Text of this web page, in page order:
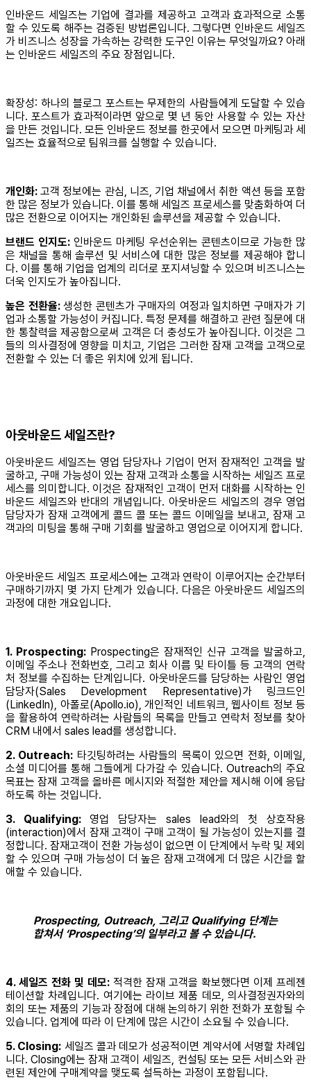
인바운드 세일즈는 기업에 결과를 제공하고 고객과 효과적으로 소통
할 수 있도록 해주는 검증된 방법론입니다. 그렇다면 인바운드 세일즈
가 비즈니스 성장을 가속하는 강력한 도구인 이유는 무엇일까요? 아래
는 인바운드 세일즈의 주요 장점입니다.
확장성: 하나의 블로그 포스트는 무제한의 사람들에게 도달할 수 있습
니다. 포스트가 효과적이라면 앞으로 몇 년 동안 사용할 수 있는 자산
을 만든 것입니다. 모든 인바운드 정보를 한곳에서 모으면 마케팅과 세
일즈는 효율적으로 팀워크를 실행할 수 있습니다.
개인화: 고객 정보에는 관심, 니즈, 기업 채널에서 취한 액션 등을 포함
한 많은 정보가 있습니다. 이를 통해 세일즈 프로세스를 맞춤화하여 더
많은 전환으로 이어지는 개인화된 솔루션을 제공할 수 있습니다.
브랜드 인지도: 인바운드 마케팅 우선순위는 콘텐츠이므로 가능한 많
은 채널을 통해 솔루션 및 서비스에 대한 많은 정보를 제공해야 합니
다. 이를 통해 기업을 업계의 리더로 포지셔닝할 수 있으며 비즈니스는
더욱 인지도가 높아집니다.
높은 전환율:생성한 콘텐츠가 구매자의 여정과 일치하면 구매자가 기
업과 소통할 가능성이 커집니다. 특정 문제를 해결하고 관련 질문에 대
한 통찰력을 제공함으로써 고객은 더 충성도가 높아집니다. 이것은 그
들의 의사결정에 영향을 미치고, 기업은 그러한 잠재 고객을 고객으로
전환할 수 있는 더 좋은 위치에 있게 됩니다.
아웃바운드 세일즈란?
아웃바운드 세일즈는 영업 담당자나 기업이 먼저 잠재적인 고객을 발
굴하고, 구매 가능성이 있는 잠재 고객과 소통을 시작하는 세일즈 프로
세스를 의미합니다. 이것은 잠재적인 고객이 먼저 대화를 시작하는 인
바운드 세일즈와 반대의 개념입니다. 아웃바운드 세일즈의 경우 영업
담당자가 잠재 고객에게 콜드 콜 또는 콜드 이메일을 보내고, 잠재 고
객과의 미팅을 통해 구매 기회를 발굴하고 영업으로 이어지게 합니다.
아웃바운드 세일즈 프로세스에는 고객과 연락이 이루어지는 순간부터
구매하기까지 몇 가지 단계가 있습니다. 다음은 아웃바운드 세일즈의
과정에 대한 개요입니다.
1. Prospecting: Prospecting은 잠재적인 신규 고객을 발굴하고,
이메일 주소나 전화번호, 그리고 회사 이름 및 타이틀 등 고객의 연락
처 정보를 수집하는 단계입니다. 아웃바운드를 담당하는 사람인 영업
담당자(Sales Development Representative)가 링크드인
(LinkedIn), 아폴로(Apollo.io), 개인적인 네트워크, 웹사이트 정보 등
을 활용하여 연락하려는 사람들의 목록을 만들고 연락처 정보를 찾아
CRM 내에서 sales lead를 생성합니다.
2. Outreach: 타깃팅하려는 사람들의 목록이 있으면 전화, 이메일,
소셜 미디어를 통해 그들에게 다가갈 수 있습니다. Outreach의 주요
목표는 잠재 고객을 올바른 메시지와 적절한 제안을 제시해 이에 응답
하도록 하는 것입니다.
3. Qualifying:영업 담당자는 sales lead와의 첫 상호작용
(interaction)에서 잠재 고객이 구매 고객이 될 가능성이 있는지를 결
정합니다. 잠재고객이 전환 가능성이 없으면 이 단계에서 누락 및 제외
할 수 있으며 구매 가능성이 더 높은 잠재 고객에게 더 많은 시간을 할
애할 수 있습니다.
Prospecting, Outreach, 그리고 Qualifying 단계는
합쳐서 ‘Prospecting’의 일부라고 볼 수 있습니다.
4. 세일즈 전화 및 데모: 적격한 잠재 고객을 확보했다면 이제 프레젠
테이션할 차례입니다. 여기에는 라이브 제품 데모, 의사결정권자와의
회의 또는 제품의 기능과 장점에 대해 논의하기 위한 전화가 포함될 수
있습니다. 업계에 따라 이 단계에 많은 시간이 소요될 수 있습니다.
5. Closing: 세일즈 콜과 데모가 성공적이면 계약서에 서명할 차례입
니다. Closing에는 잠재 고객이 세일즈, 컨설팅 또는 모든 서비스와 관
련된 제안에 구매계약을 맺도록 설득하는 과정이 포함됩니다.